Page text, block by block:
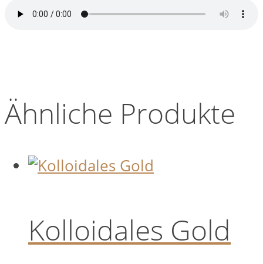
Ähnliche Produkte
Kolloidales Gold